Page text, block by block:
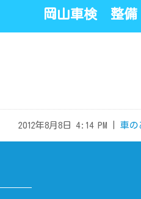
岡山車検 整備
2012年8月8日 4:14 PM | 車の